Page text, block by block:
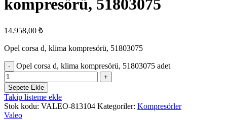
kompresörü, 51803075
14.958,00 ₺
Opel corsa d, klima kompresörü, 51803075
Opel corsa d, klima kompresörü, 51803075 adet
Sepete Ekle
Takip listeme ekle
Stok kodu: VALEO-813104 Kategoriler: Kompresörler
Valeo